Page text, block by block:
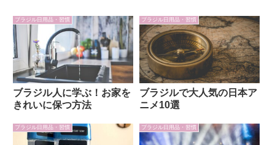
ブラジル日用品・習慣
ブラジル人に学ぶ！お家を
きれいに保つ方法
ブラジル日用品・習慣
ブラジルで大人気の日本ア
ニメ10選
ブラジル日用品・習慣 ブラジル日用品・習慣